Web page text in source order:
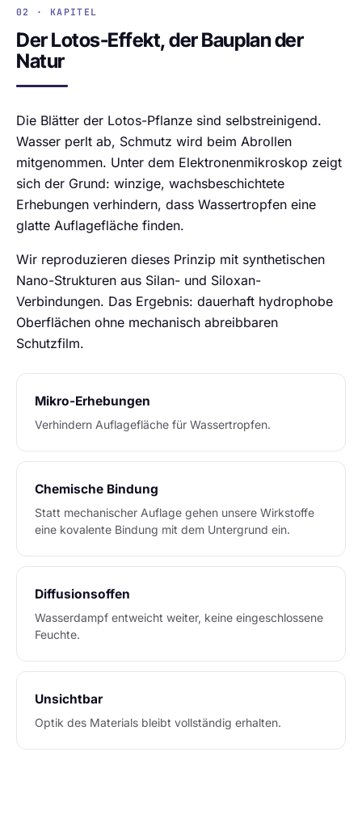
02 · KAPITEL
Der Lotos-Effekt, der Bauplan der
Natur
Die Blätter der Lotos-Pflanze sind selbstreinigend.
Wasser perlt ab, Schmutz wird beim Abrollen
mitgenommen. Unter dem Elektronenmikroskop zeigt
sich der Grund: winzige, wachsbeschichtete
Erhebungen verhindern, dass Wassertropfen eine
glatte Auflagefläche finden.
Wir reproduzieren dieses Prinzip mit synthetischen
Nano-Strukturen aus Silan- und Siloxan-
Verbindungen. Das Ergebnis: dauerhaft hydrophobe
Oberflächen ohne mechanisch abreibbaren
Schutzfilm.
Mikro-Erhebungen
Verhindern Auflagefläche für Wassertropfen.
Chemische Bindung
Statt mechanischer Auflage gehen unsere Wirkstoffe
eine kovalente Bindung mit dem Untergrund ein.
Diffusionsoffen
Wasserdampf entweicht weiter, keine eingeschlossene
Feuchte.
Unsichtbar
Optik des Materials bleibt vollständig erhalten.